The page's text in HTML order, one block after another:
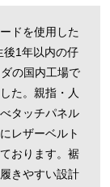
ドを使用した
後1年以内の仔
の国内工場で
た。親指・人
タッチパネル
レザーベルト
おります。裾
きやすい設計